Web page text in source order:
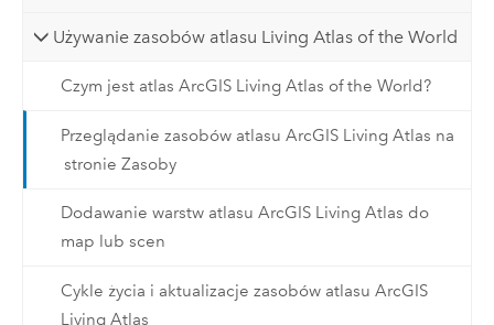
Używanie zasobów atlasu Living Atlas of the World
Czym jest atlas ArcGIS Living Atlas of the World?
Przeglądanie zasobów atlasu ArcGIS Living Atlas na
stronie Zasoby
Dodawanie warstw atlasu ArcGIS Living Atlas do
map lub scen
Cykle życia i aktualizacje zasobów atlasu ArcGIS
Living Atlas